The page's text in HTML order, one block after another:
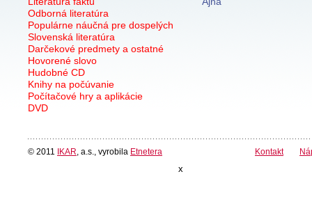
Odborná literatúra
Populárne náučná pre dospelých
Slovenská literatúra
Darčekové predmety a ostatné
Hovorené slovo
Hudobné CD
Knihy na počúvanie
Počítačové hry a aplikácie
DVD
© 2011 IKAR , a.s., vyrobila Etnetera Kontakt
x